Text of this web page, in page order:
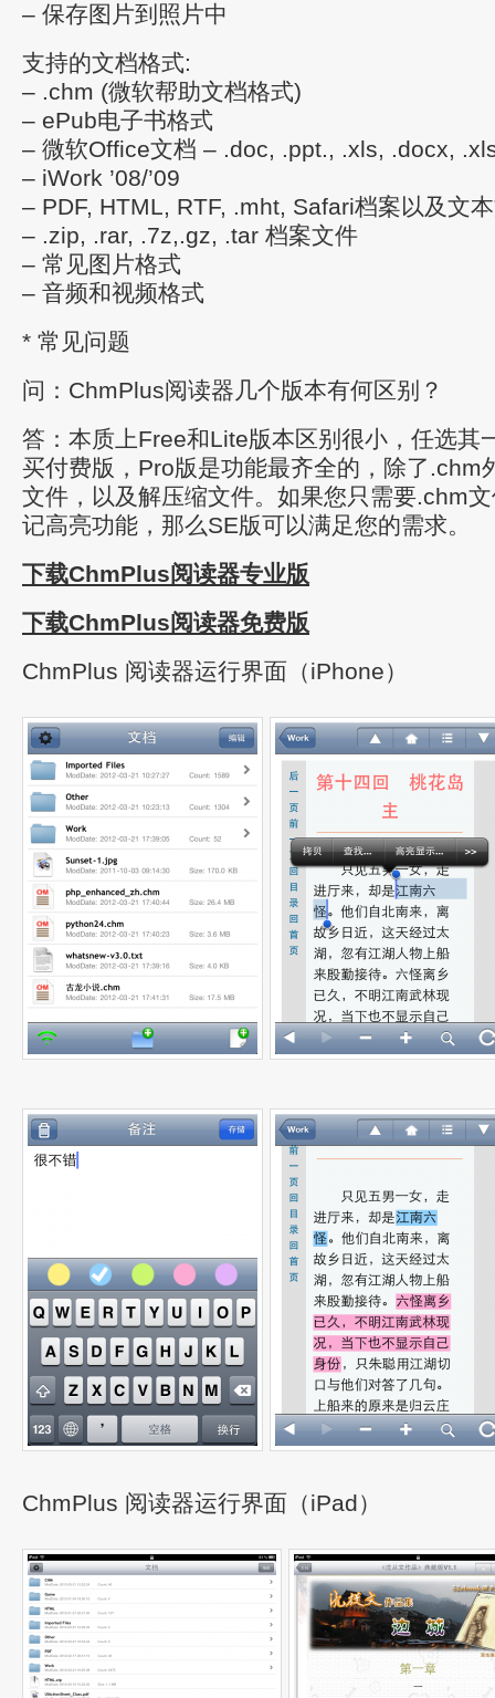
– 保存图片到照片中
支持的文档格式:
– .chm (微软帮助文档格式)
– ePub电子书格式
– 微软Office文档 – .doc, .ppt., .xls, .docx,
– iWork ’08/’09
– PDF, HTML, RTF, .mht, Safari档案以及文
– .zip, .rar, .7z,.gz, .tar 档案文件
– 常见图片格式
– 音频和视频格式
* 常见问题
问：ChmPlus阅读器几个版本有何区别？
答：本质上Free和Lite版本区别很小，任选其
买付费版，Pro版是功能最齐全的，除了.chm
文件，以及解压缩文件。如果您只需要.chm
记高亮功能，那么SE版可以满足您的需求。
下载ChmPlus阅读器专业版
下载ChmPlus阅读器免费版
ChmPlus 阅读器运行界面（iPhone）
ChmPlus 阅读器运行界面（iPad）